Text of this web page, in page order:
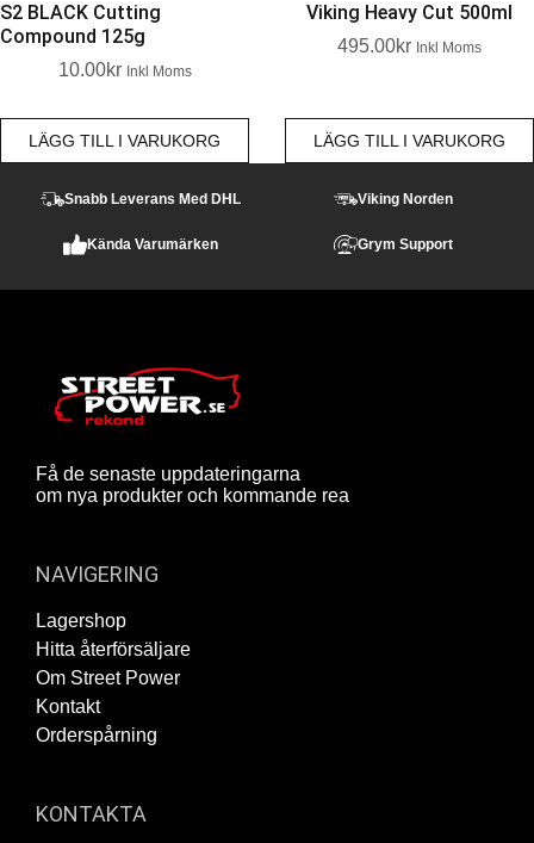
S2 BLACK Cutting
Compound 125g
10.00Kr Inkl Moms
LÄGG TILL I VARUKORG
Viking Heavy Cut 500ml
495.00Kr Inkl Moms
LÄGG TILL I VARUKORG
Snabb Leverans Med DHL Viking Norden
Kända Varumärken Grym Support
Få de senaste uppdateringarna
om nya produkter och kommande rea
NAVIGERING
Lagershop
Hitta återförsäljare
Om Street Power
Kontakt
Orderspårning
KONTAKTA